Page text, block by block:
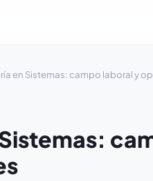
en Sistemas: campo laboral y